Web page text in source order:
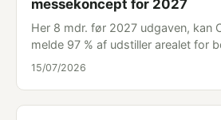
messekoncept for 2027
Her 8 mdr. før 2027 udgaven, kan
melde 97 % af udstiller arealet for
15/07/2026